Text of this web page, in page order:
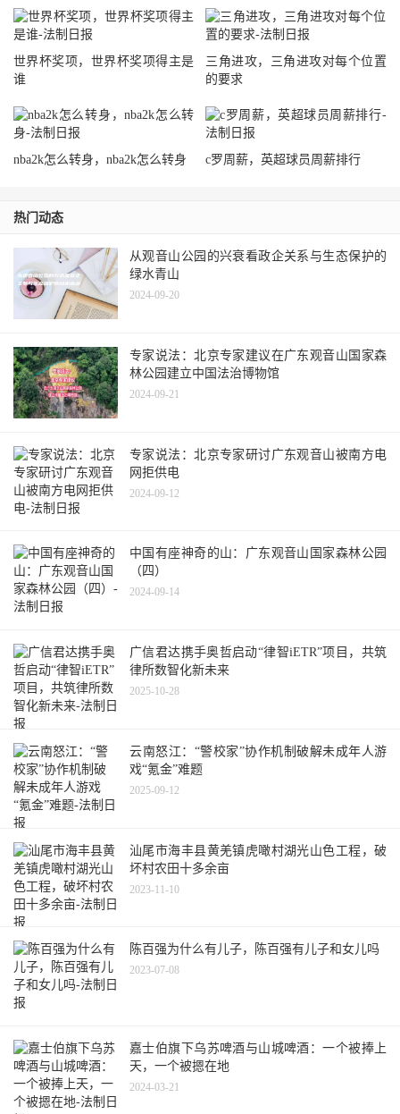
世界杯奖项，世界杯奖项得主是
谁
三角进攻，三角进攻对每个位置
的要求
nba2k怎么转身，nba2k怎么转身 c罗周薪，英超球员周薪排行
热门动态
从观音山公园的兴衰看政企关系与生态保护的
绿水青山
2024-09-20
专家说法：北京专家建议在广东观音山国家森
林公园建立中国法治博物馆
2024-09-21
专家说法：北京专家研讨广东观音山被南方电
网拒供电
2024-09-12
中国有座神奇的山：广东观音山国家森林公园
（四）
2024-09-14
广信君达携手奥哲启动“律智iETR”项目，共筑
律所数智化新未来
2025-10-28
云南怒江：“警校家”协作机制破解未成年人游
戏“氪金”难题
2025-09-12
汕尾市海丰县黄羌镇虎噉村湖光山色工程，破
坏村农田十多余亩
2023-11-10
陈百强为什么有儿子，陈百强有儿子和女儿吗
2023-07-08
嘉士伯旗下乌苏啤酒与山城啤酒：一个被捧上
天，一个被摁在地
2024-03-21